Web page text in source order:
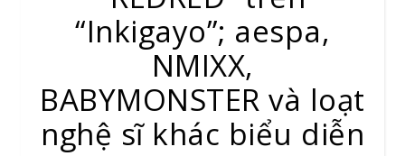
“Inkigayo”; aespa,
NMIXX,
BABYMONSTER và loạt
nghệ sĩ khác biểu diễn